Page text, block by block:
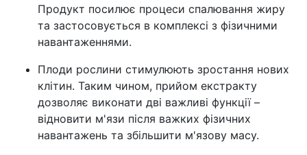
Продукт посилює процеси спалювання жиру
та застосовується в комплексі з фізичними
навантаженнями.
Плоди рослини стимулюють зростання нових
клітин. Таким чином, прийом екстракту
дозволяє виконати дві важливі функції –
відновити м'язи після важких фізичних
навантажень та збільшити м'язову масу.